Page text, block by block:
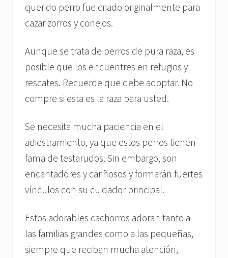
querido perro fue criado originalmente para
cazar zorros y conejos.
Aunque se trata de perros de pura raza, es
posible que los encuentres en refugios y
rescates. Recuerde que debe adoptar. No
compre si esta es la raza para usted.
Se necesita mucha paciencia en el
adiestramiento, ya que estos perros tienen
fama de testarudos. Sin embargo, son
encantadores y cariñosos y formarán fuertes
vínculos con su cuidador principal.
Estos adorables cachorros adoran tanto a
las familias grandes como a las pequeñas,
siempre que reciban mucha atención,